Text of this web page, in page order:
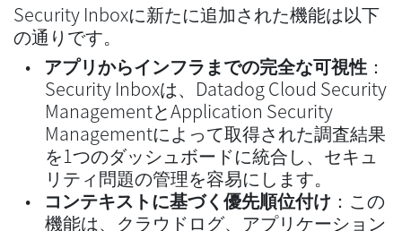
Security Inboxに新たに追加された機能は以下
の通りです。
アプリからインフラまでの完全な可視性 ：
Security Inboxは、Datadog Cloud Security
ManagementとApplication Security
Managementによって取得された調査結果
を1つのダッシュボードに統合し、セキュ
リティ問題の管理を容易にします。
コンテキストに基づく優先順位付け ：この
機能は、クラウドログ、アプリケーション